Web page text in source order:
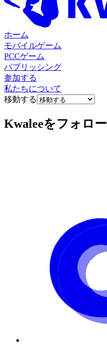
ホーム
モバイルゲーム
PCCゲーム
パブリッシング
参加する
私たちについて
移動する
Kwaleeをフォロー